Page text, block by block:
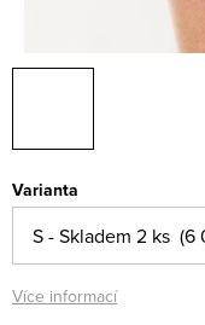
Varianta
Více informací